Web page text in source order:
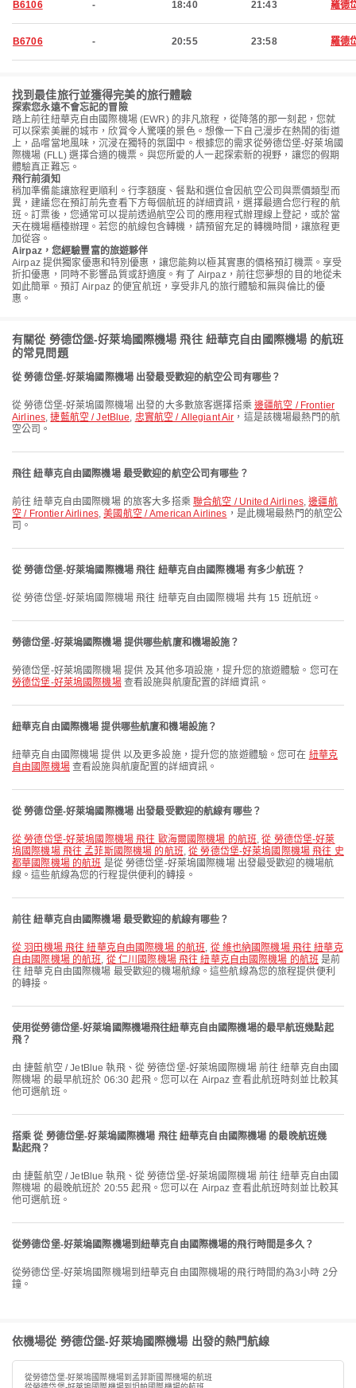
B6106 - 18:40 21:43 羅德
B6706 - 20:55 23:58 羅德
找到最佳旅行並獲得完美的旅行體驗
探索您永遠不會忘記的冒險
踏上前往紐華克自由國際機場 (EWR) 的非凡旅程，從降落的那一刻起，您就
可以探索美麗的城市，欣賞令人驚嘆的景色。想像一下自己漫步在熱鬧的街道
上，品嚐當地風味，沉浸在獨特的氛圍中。根據您的需求從勞德岱堡-好萊塢國
際機場 (FLL) 選擇合適的機票。與您所愛的人一起探索新的視野，讓您的假期
體驗真正難忘。
飛行前須知
稍加準備能讓旅程更順利。行李額度、餐點和選位會因航空公司與票價類型而
異，建議您在預訂前先查看下方每個航班的詳細資訊，選擇最適合您行程的航
班。訂票後，您通常可以提前透過航空公司的應用程式辦理線上登記，或於當
天在機場櫃檯辦理。若您的航線包含轉機，請預留充足的轉機時間，讓旅程更
加從容。
Airpaz，您經驗豐富的旅遊夥伴
Airpaz 提供獨家優惠和特別優惠，讓您能夠以極其實惠的價格預訂機票。享受
折扣優惠，同時不影響品質或舒適度。有了 Airpaz，前往您夢想的目的地從未
如此簡單。預訂 Airpaz 的便宜航班，享受非凡的旅行體驗和無與倫比的優
惠。
有關從 勞德岱堡-好萊塢國際機場 飛往 紐華克自由國際機場 的航班
的常見問題
從 勞德岱堡-好萊塢國際機場 出發最受歡迎的航空公司有哪些？
從 勞德岱堡-好萊塢國際機場 出發的大多數旅客選擇搭乘 邊疆航空 / Frontier
Airlines,捷藍航空 / JetBlue, 忠實航空 / Allegiant Air ，這是該機場最熱門的航
空公司。
飛往 紐華克自由國際機場 最受歡迎的航空公司有哪些？
前往 紐華克自由國際機場 的旅客大多搭乘 聯合航空 / United Airlines,邊疆航
空 / Frontier Airlines,美國航空 / American Airlines ，是此機場最熱門的航空公
司。
從 勞德岱堡-好萊塢國際機場 飛往 紐華克自由國際機場 有多少航班？
從 勞德岱堡-好萊塢國際機場 飛往 紐華克自由國際機場 共有 15 班航班。
勞德岱堡-好萊塢國際機場 提供哪些航廈和機場設施？
勞德岱堡-好萊塢國際機場 提供 及其他多項設施，提升您的旅遊體驗。您可在
勞德岱堡-好萊塢國際機場查看設施與航廈配置的詳細資訊。
紐華克自由國際機場 提供哪些航廈和機場設施？
紐華克自由國際機場 提供 以及更多設施，提升您的旅遊體驗。您可在 紐華克
自由國際機場查看設施與航廈配置的詳細資訊。
從 勞德岱堡-好萊塢國際機場 出發最受歡迎的航線有哪些？
從 勞德岱堡-好萊塢國際機場 飛往 歐海爾國際機場 的航班,從 勞德岱堡-好萊
塢國際機場 飛往 孟菲斯國際機場 的航班,從 勞德岱堡-好萊塢國際機場 飛往 史
都華國際機場 的航班 是從 勞德岱堡-好萊塢國際機場 出發最受歡迎的機場航
線。這些航線為您的行程提供便利的轉接。
前往 紐華克自由國際機場 最受歡迎的航線有哪些？
從 羽田機場 飛往 紐華克自由國際機場 的航班, 從 維也納國際機場 飛往 紐華克
自由國際機場 的航班, 從 仁川國際機場 飛往 紐華克自由國際機場 的航班 是前
往 紐華克自由國際機場 最受歡迎的機場航線。這些航線為您的旅程提供便利
的轉接。
使用從勞德岱堡-好萊塢國際機場飛往紐華克自由國際機場的最早航班幾點起
飛？
由 捷藍航空 / JetBlue 執飛、從 勞德岱堡-好萊塢國際機場 前往 紐華克自由國
際機場 的最早航班於 06:30 起飛。您可以在 Airpaz 查看此航班時刻並比較其
他可選航班。
搭乘 從 勞德岱堡-好萊塢國際機場 飛往 紐華克自由國際機場 的最晚航班幾
點起飛？
由 捷藍航空 / JetBlue 執飛、從 勞德岱堡-好萊塢國際機場 前往 紐華克自由國
際機場 的最晚航班於 20:55 起飛。您可以在 Airpaz 查看此航班時刻並比較其
他可選航班。
從勞德岱堡-好萊塢國際機場到紐華克自由國際機場的飛行時間是多久？
從勞德岱堡-好萊塢國際機場到紐華克自由國際機場的飛行時間約為3小時 2分
鐘。
依機場從 勞德岱堡-好萊塢國際機場 出發的熱門航線
從勞德岱堡-好萊塢國際機場到孟菲斯國際機場的航班